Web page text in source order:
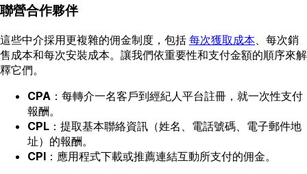
聯營合作夥伴
這些中介採用更複雜的佣金制度，包括 每次獲取成本 、每次銷
售成本和每次安裝成本。讓我們依重要性和支付金額的順序來解
釋它們。
CPA ：每轉介一名客戶到經紀人平台註冊，就一次性支付
報酬。
CPL ：提取基本聯絡資訊（姓名、電話號碼、電子郵件地
址）的報酬。
CPI ：應用程式下載或推薦連結互動所支付的佣金。